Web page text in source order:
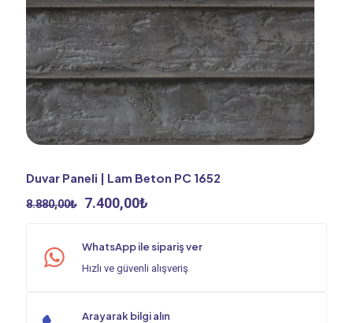
Duvar Paneli | Lam Beton PC 1652
8.880,00₺ Orijinal
7.400,00₺
7.400,00₺.
WhatsApp ile sipariş ver
Hızlı ve güvenli alışveriş
Arayarak bilgi alın